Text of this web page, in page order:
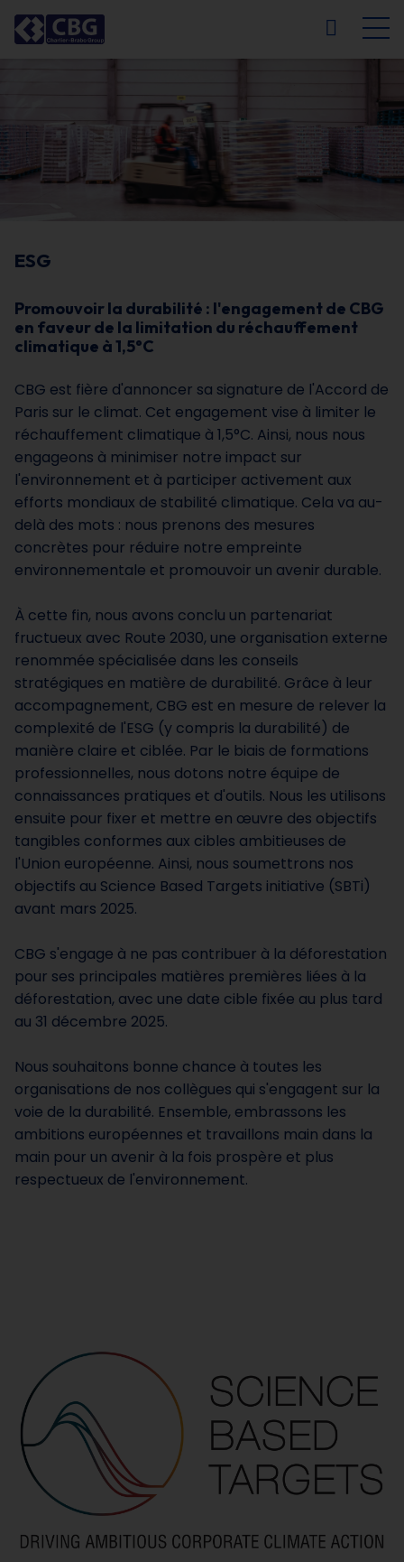
EN DE
ESG
Promouvoir la durabilité : l'engagement de CBG
en faveur de la limitation du réchauffement
climatique à 1,5°C
CBG est fière d'annoncer sa signature de l'Accord de
Paris sur le climat. Cet engagement vise à limiter le
réchauffement climatique à 1,5°C. Ainsi, nous nous
engageons à minimiser notre impact sur
l'environnement et à participer activement aux
efforts mondiaux de stabilité climatique. Cela va au-
delà des mots : nous prenons des mesures
concrètes pour réduire notre empreinte
environnementale et promouvoir un avenir durable.
À cette fin, nous avons conclu un partenariat
fructueux avec Route 2030, une organisation externe
renommée spécialisée dans les conseils
stratégiques en matière de durabilité. Grâce à leur
accompagnement, CBG est en mesure de relever la
complexité de l'ESG (y compris la durabilité) de
manière claire et ciblée. Par le biais de formations
professionnelles, nous dotons notre équipe de
connaissances pratiques et d'outils. Nous les utilisons
ensuite pour fixer et mettre en œuvre des objectifs
tangibles conformes aux cibles ambitieuses de
l'Union européenne. Ainsi, nous soumettrons nos
objectifs au Science Based Targets initiative (SBTi)
avant mars 2025.
CBG s'engage à ne pas contribuer à la déforestation
pour ses principales matières premières liées à la
déforestation, avec une date cible fixée au plus tard
au 31 décembre 2025.
Nous souhaitons bonne chance à toutes les
organisations de nos collègues qui s'engagent sur la
voie de la durabilité. Ensemble, embrassons les
ambitions européennes et travaillons main dans la
main pour un avenir à la fois prospère et plus
respectueux de l'environnement.